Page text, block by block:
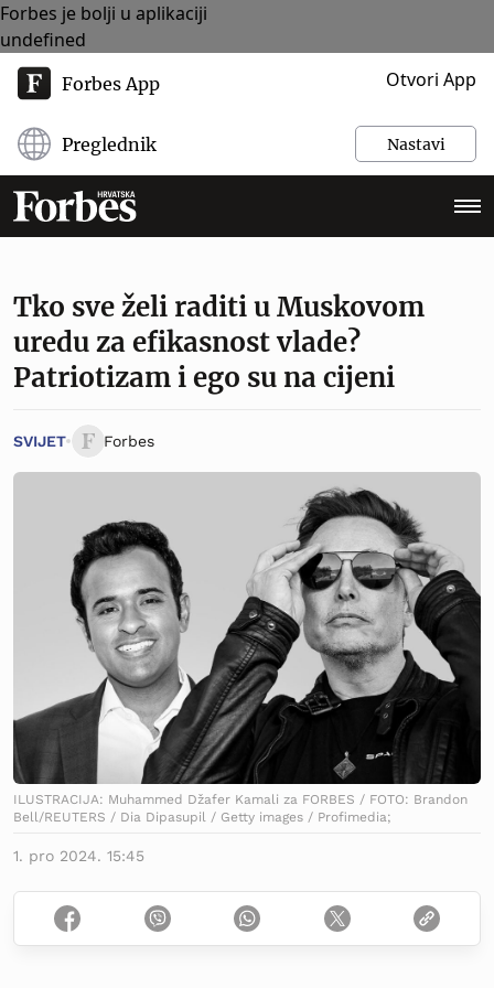
Forbes je bolji u aplikaciji
undefined
Forbes App Otvori App
Preglednik Nastavi
Tko sve želi raditi u Muskovom
uredu za efikasnost vlade?
Patriotizam i ego su na cijeni
SVIJET Forbes
ILUSTRACIJA: Muhammed Džafer Kamali za FORBES / FOTO: Brandon
Bell/REUTERS / Dia Dipasupil / Getty images / Profimedia;
1. pro 2024. 15:45